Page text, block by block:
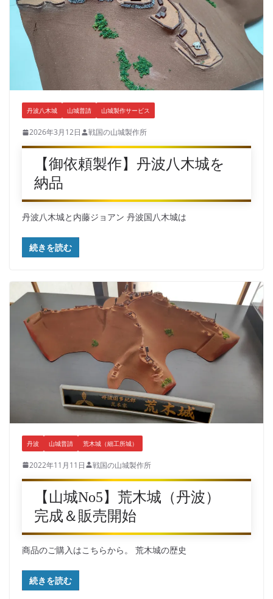
丹波八木城 山城普請 山城製作サービス
2026年3月12日 戦国の山城製作所
【御依頼製作】丹波八木城を
納品
丹波八木城と内藤ジョアン 丹波国八木城は
続きを読む
丹波 山城普請 荒木城（細工所城）
2022年11月11日 戦国の山城製作所
【山城No5】荒木城（丹波）
完成＆販売開始
商品のご購入はこちらから。 荒木城の歴史
続きを読む